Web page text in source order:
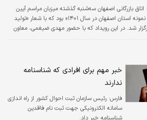
اتاق بازرگانی اصفهان سه‌‌‌شنبه گذشته میزبان مراسم آیین
تجلیل از «صادرکنندگان نمونه استان اصفهان در سال ۱۴۰۱» بود که با شعار «تولید
برگزار شد. در این رویداد که با حضور مهدی ضیغمی، معاون
رئیس و اعضای اتاق بازرگانی این استان و دیگر
و فعالان اقتصادی برگزار شد، از صادرکنندگان برتر
خبر مهم برای افرادی که شناسنامه
ندارند
فارس: رئیس سازمان ثبت احوال کشور از راه اندازی
سامانه الکترونیکی جهت ثبت نام فاقدین
شناسنامه خبر داد.